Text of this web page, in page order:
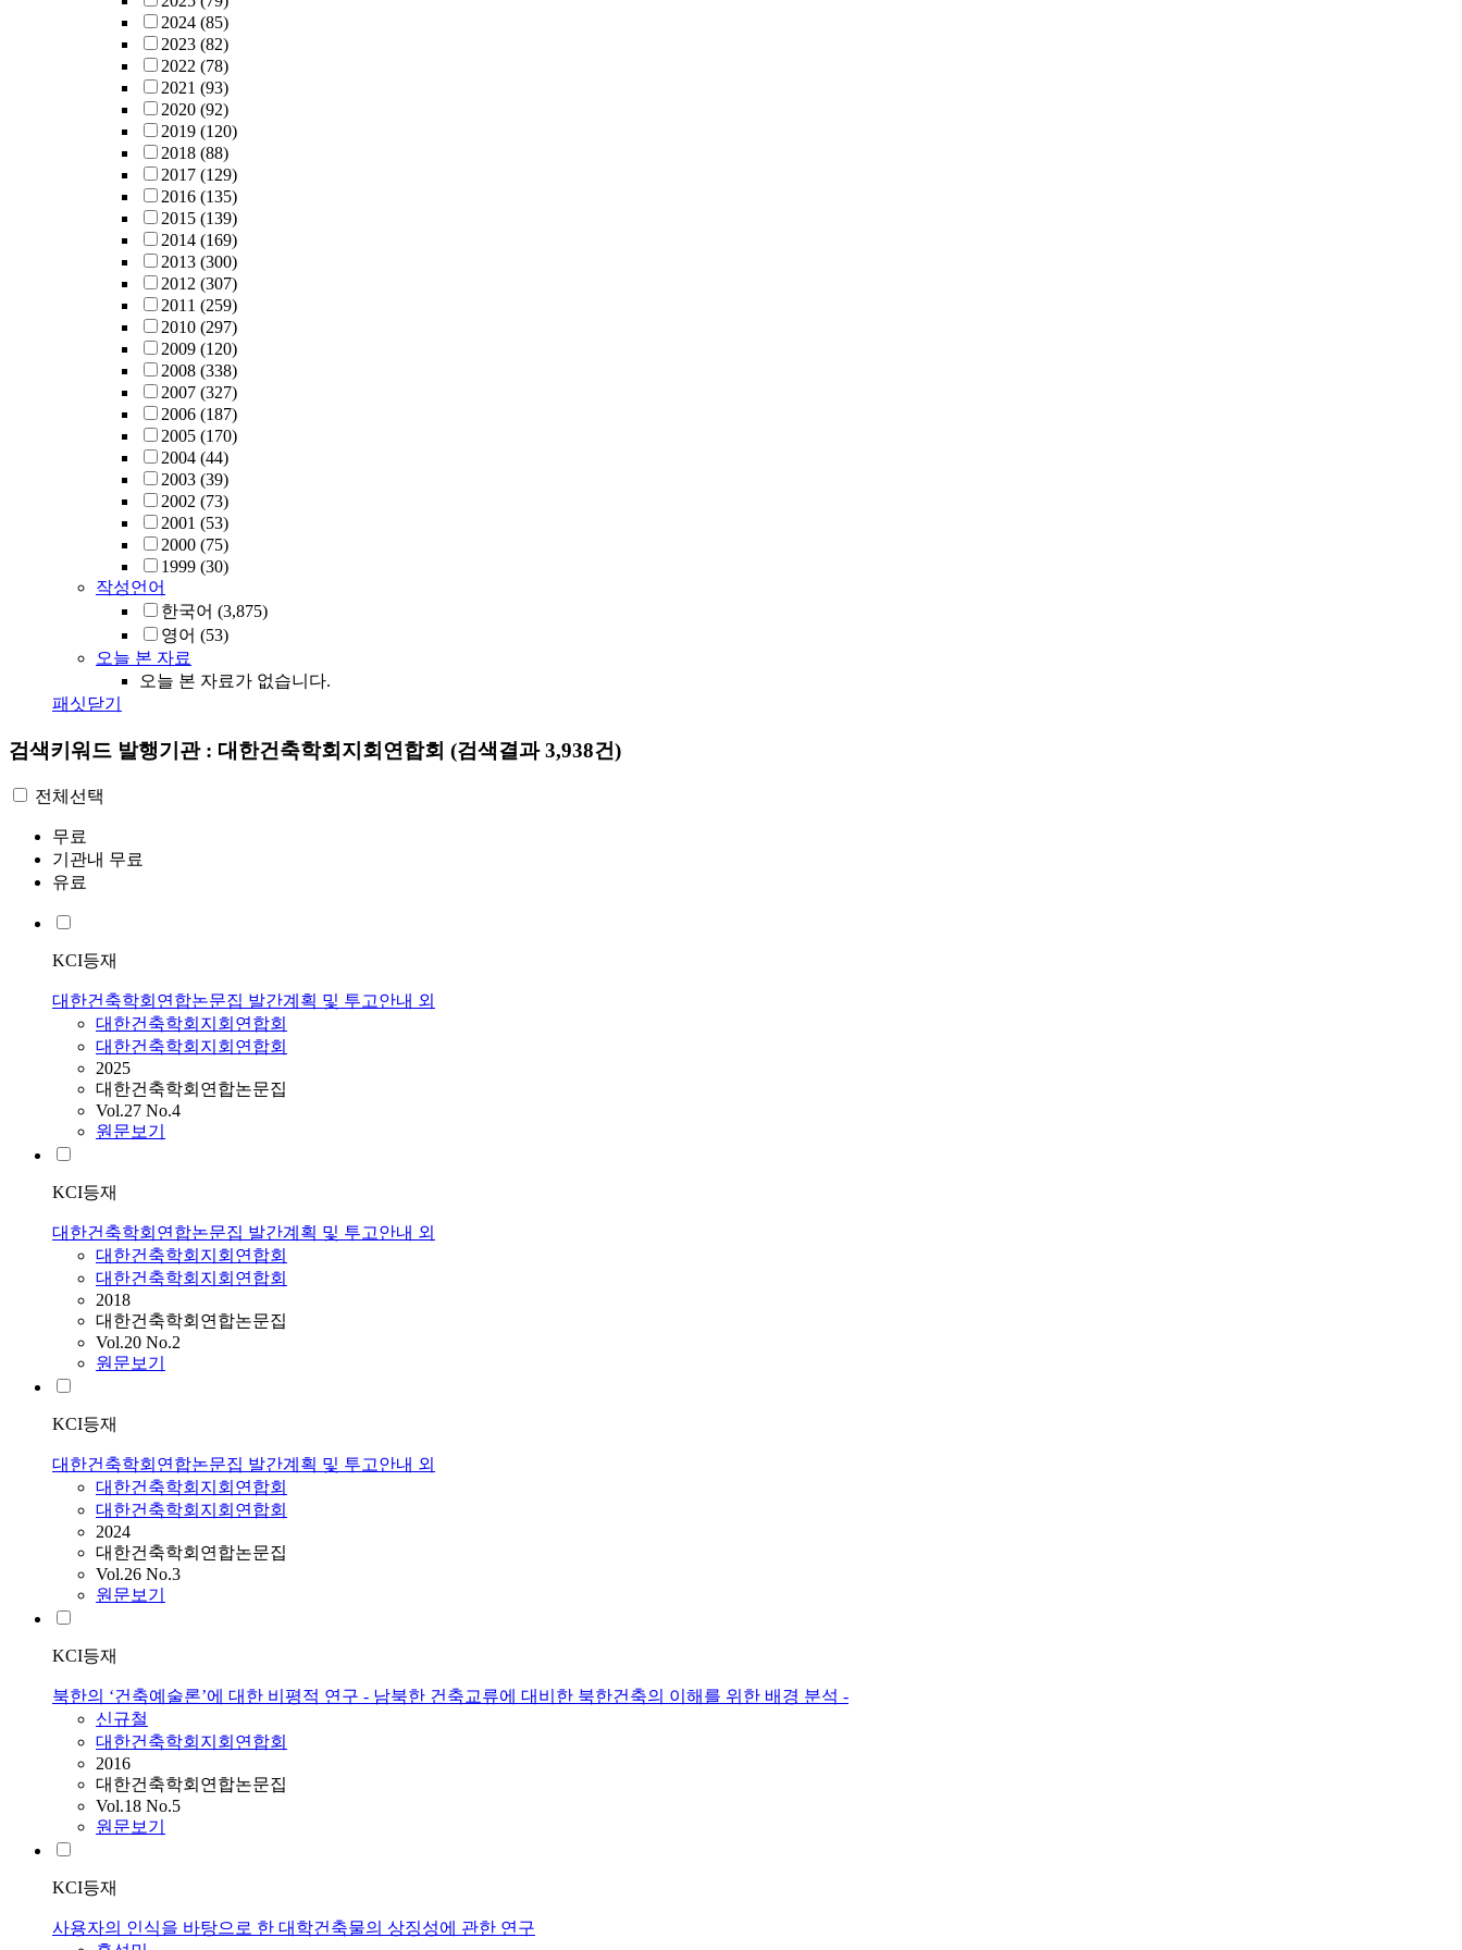
2024 (85)
2023 (82)
2022 (78)
2021 (93)
2020 (92)
2019 (120)
2018 (88)
2017 (129)
2016 (135)
2015 (139)
2014 (169)
2013 (300)
2012 (307)
2011 (259)
2010 (297)
2009 (120)
2008 (338)
2007 (327)
2006 (187)
2005 (170)
2004 (44)
2003 (39)
2002 (73)
2001 (53)
2000 (75)
1999 (30)
작성언어
한국어 (3,875)
영어 (53)
오늘 본 자료
오늘 본 자료가 없습니다.
패싯닫기
검색키워드 발행기관 : 대한건축학회지회연합회 (검색결과 3,938건)
전체선택
무료
기관내 무료
유료
KCI등재
대한건축학회연합논문집 발간계획 및 투고안내 외
대한건축학회지회연합회
대한건축학회지회연합회
2025
대한건축학회연합논문집
Vol.27 No.4
원문보기
KCI등재
대한건축학회연합논문집 발간계획 및 투고안내 외
대한건축학회지회연합회
대한건축학회지회연합회
2018
대한건축학회연합논문집
Vol.20 No.2
원문보기
KCI등재
대한건축학회연합논문집 발간계획 및 투고안내 외
대한건축학회지회연합회
대한건축학회지회연합회
2024
대한건축학회연합논문집
Vol.26 No.3
원문보기
KCI등재
북한의 ‘건축예술론’에 대한 비평적 연구 - 남북한 건축교류에 대비한 북한건축의 이해를 위한 배경 분석 -
신규철
대한건축학회지회연합회
2016
대한건축학회연합논문집
Vol.18 No.5
원문보기
KCI등재
사용자의 인식을 바탕으로 한 대학건축물의 상징성에 관한 연구